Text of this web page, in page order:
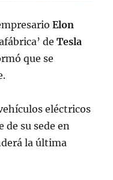
Elon
deTesla
que se
eléctricos
su sede en
la última